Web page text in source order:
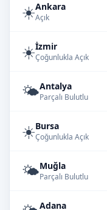
☀️Ankara
Açık
☀️İzmir
Çoğunlukla Açık
🌤️Antalya
Parçalı Bulutlu
☀️Bursa
Çoğunlukla Açık
🌤️Muğla
Parçalı Bulutlu
Adana